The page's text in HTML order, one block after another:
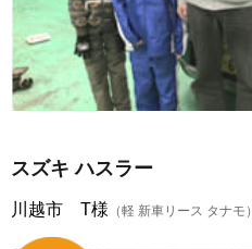
スズキ ハスラー
川越市 T様 （軽 新車リース タナモ）